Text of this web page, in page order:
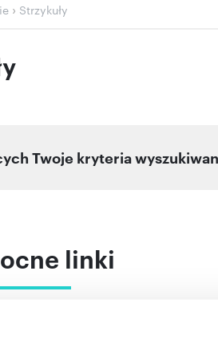
› Strzykuły
Twoje kryteria
linki